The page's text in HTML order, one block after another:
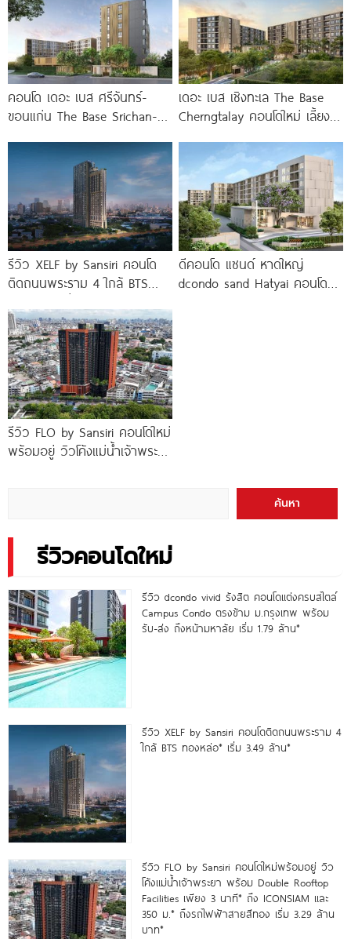
คอนโด เดอะ เบส ศรีจันทร์-
ขอนแก่น The Base Srichan-
ขอนแก่น
เดอะ เบส เชิงทะเล The Base
Cherngtalay คอนโดใหม่ เลี้ยง
รีวิว XELF by Sansiri คอนโด
ติดถนนพระราม 4 ใกล้ BTS
ดีคอนโด แซนด์ หาดใหญ่
dcondo sand Hatyai คอนโด
รีวิว FLO by Sansiri คอนโดใหม่
พร้อมอยู่ วิวโค้งแม่น้ำเจ้าพระยา
ค้นหา
รีวิวคอนโดใหม่
รีวิว dcondo vivid รังสิต คอนโดแต่งครบสไตล์
Campus Condo ตรงข้าม ม.กรุงเทพ พร้อม
รับ-ส่ง ถึงหน้ามหาลัย เริ่ม 1.79 ล้าน*
รีวิว XELF by Sansiri คอนโดติดถนนพระราม 4
ใกล้ BTS ทองหล่อ* เริ่ม 3.49 ล้าน*
รีวิว FLO by Sansiri คอนโดใหม่พร้อมอยู่ วิว
โค้งแม่น้ำเจ้าพระยา พร้อม Double Rooftop
Facilities เพียง 3 นาที* ถึง ICONSIAM และ
350 ม.* ถึงรถไฟฟ้าสายสีทอง เริ่ม 3.29 ล้าน
บาท*